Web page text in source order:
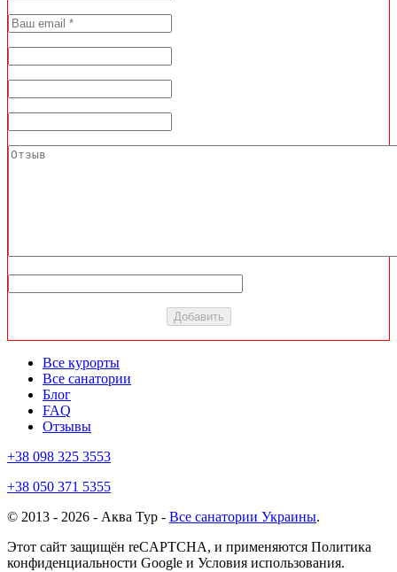
Все курорты
Все санатории
Блог
FAQ
Отзывы
+38 098 325 3553
+38 050 371 5355
© 2013 - 2026 - Аква Тур - Все санатории Украины.
Этот сайт защищён reCAPTCHA, и применяются Политика
конфиденциальности Google и Условия использования.